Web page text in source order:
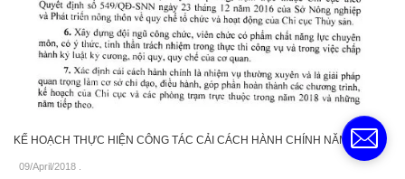
KẾ HOẠCH THỰC HIỆN CÔNG TÁC CẢI CÁCH HÀNH CHÍNH NĂM 2018
09/April/2018 .